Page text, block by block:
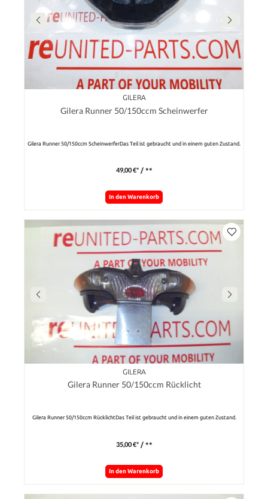
GILERA
Gilera Runner 50/150ccm Scheinwerfer
Gilera Runner 50/150ccm ScheinwerferDas Teil ist gebraucht und in einem guten Zustand.
49,00 €* / **
In den Warenkorb
GILERA
Gilera Runner 50/150ccm Rücklicht
Gilera Runner 50/150ccm RücklichtDas Teil ist gebraucht und in einem guten Zustand.
35,00 €* / **
In den Warenkorb